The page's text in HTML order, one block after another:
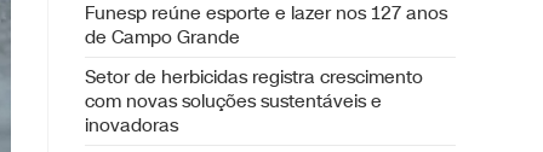
Funesp reúne esporte e lazer nos 127 anos
de Campo Grande
Setor de herbicidas registra crescimento
com novas soluções sustentáveis e
inovadoras